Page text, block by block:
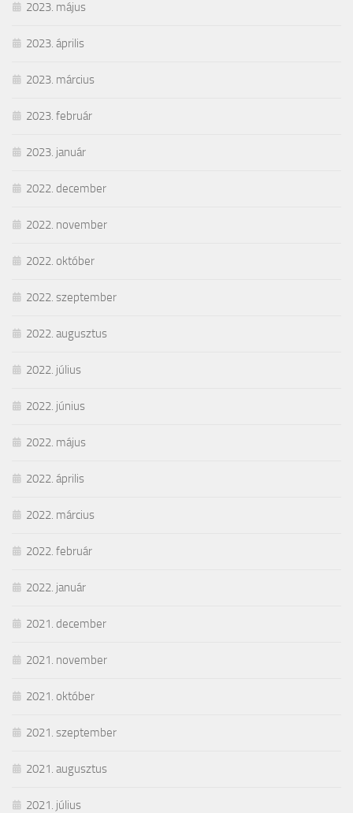
2023. május
2023. április
2023. március
2023. február
2023. január
2022. december
2022. november
2022. október
2022. szeptember
2022. augusztus
2022. július
2022. június
2022. május
2022. április
2022. március
2022. február
2022. január
2021. december
2021. november
2021. október
2021. szeptember
2021. augusztus
2021. július